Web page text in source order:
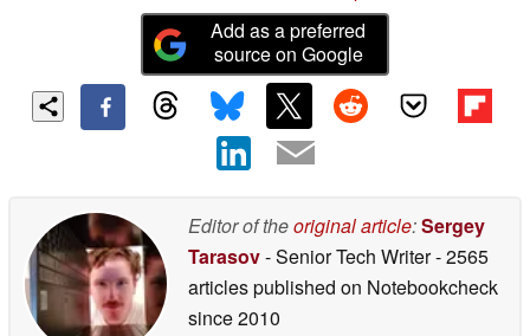
Add as a preferred
source on Google
Editor of theoriginal article:Sergey
Tarasov- Senior Tech Writer- 2565
articles published on Notebookcheck
since 2010